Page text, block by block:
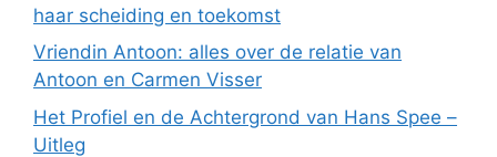
haar scheiding en toekomst
Vriendin Antoon: alles over de relatie van
Antoon en Carmen Visser
Het Profiel en de Achtergrond van Hans Spee –
Uitleg